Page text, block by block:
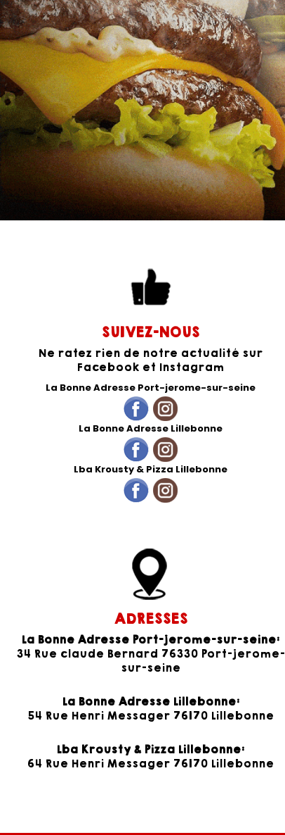
SUIVEZ-NOUS
Ne ratez rien de notre actualité sur
Facebook et Instagram
La Bonne Adresse Port-jerome-sur-seine
La Bonne Adresse Lillebonne
Lba Krousty & Pizza Lillebonne
ADRESSES
La Bonne Adresse Port-jerome-sur-seine:
34 Rue claude Bernard 76330 Port-jerome-
sur-seine
La Bonne Adresse Lillebonne:
54 Rue Henri Messager 76170 Lillebonne
Lba Krousty & Pizza Lillebonne:
64 Rue Henri Messager 76170 Lillebonne